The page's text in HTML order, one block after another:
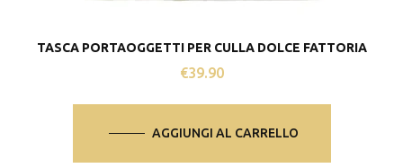
TASCA PORTAOGGETTI PER CULLA DOLCE FATTORIA
€39.90
AGGIUNGI AL CARRELLO